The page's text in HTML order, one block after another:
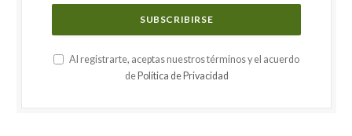
Al registrarte, aceptas nuestros términos y el acuerdo
de Política de Privacidad